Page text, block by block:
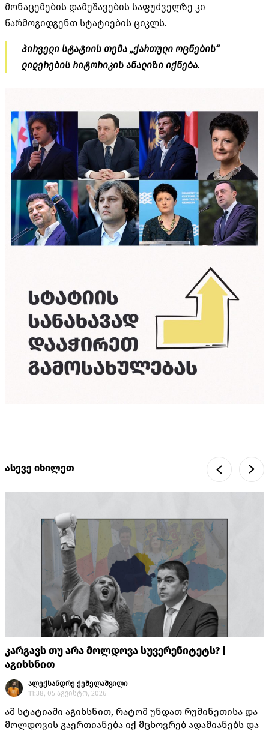
მონაცემების დამუშავების საფუძველზე კი
წარმოგიდგენთ სტატიების ციკლს.
პირველი სტატიის თემა „ქართული ოცნების“
ლიდერების რიტორიკის ანალიზი იქნება.
ასევე იხილეთ
კარგავს თუ არა მოლდოვა სუვერენიტეტს? |
აგიხსნით
ალექსანდრე ქეშელაშვილი
11:38, 05 აგვისტო, 2026
ამ სტატიაში აგიხსნით, რატომ უნდათ რუმინეთისა და
მოლდოვის გაერთიანება იქ მცხოვრებ ადამიანებს და